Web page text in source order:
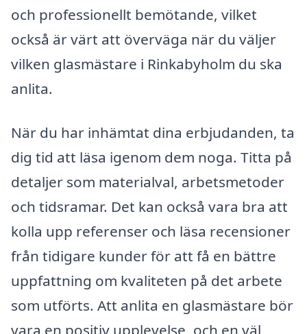
och professionellt bemötande, vilket
också är värt att överväga när du väljer
vilken glasmästare i Rinkabyholm du ska
anlita.
När du har inhämtat dina erbjudanden, ta
dig tid att läsa igenom dem noga. Titta på
detaljer som materialval, arbetsmetoder
och tidsramar. Det kan också vara bra att
kolla upp referenser och läsa recensioner
från tidigare kunder för att få en bättre
uppfattning om kvaliteten på det arbete
som utförts. Att anlita en glasmästare bör
vara en positiv upplevelse, och en väl